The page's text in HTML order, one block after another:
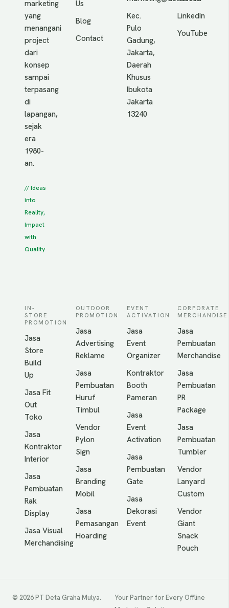
marketing
yang
menangani
project
dari
konsep
sampai
terpasang
di
lapangan,
sejak
era
1980-
an.
// Ideas
into
Reality,
Impact
with
Quality
Us
Blog
Contact
Kec.
Pulo
Gadung,
Jakarta,
Daerah
Khusus
Ibukota
Jakarta
13240
LinkedIn
YouTube
IN-
STORE
PROMOTION
Jasa
Store
Build
Up
Jasa Fit
Out
Toko
Jasa
Kontraktor
Interior
Jasa
Pembuatan
Rak
Display
Jasa Visual
Merchandising
OUTDOOR
PROMOTION
Jasa
Advertising
Reklame
Jasa
Pembuatan
Huruf
Timbul
Vendor
Pylon
Sign
Jasa
Branding
Mobil
Jasa
Pemasangan
Hoarding
EVENT
ACTIVATION
Jasa
Event
Organizer
Kontraktor
Booth
Pameran
Jasa
Event
Activation
Jasa
Pembuatan
Gate
Jasa
Dekorasi
Event
CORPORATE
MERCHANDISE
Jasa
Pembuatan
Merchandise
Jasa
Pembuatan
PR
Package
Jasa
Pembuatan
Tumbler
Vendor
Lanyard
Custom
Vendor
Giant
Snack
Pouch
© 2026 PT Deta Graha Mulya.
Your Partner for Every Offline